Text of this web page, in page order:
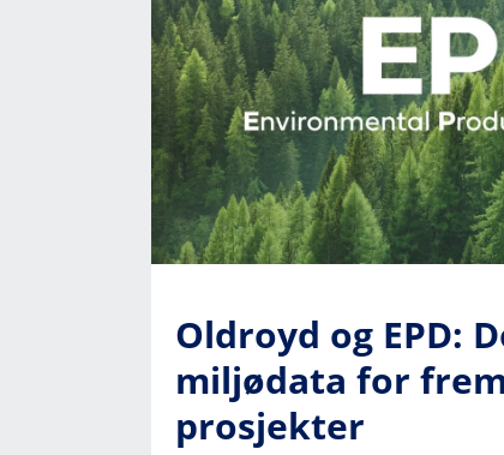
Oldroyd og EPD:
miljødata for
prosjekter